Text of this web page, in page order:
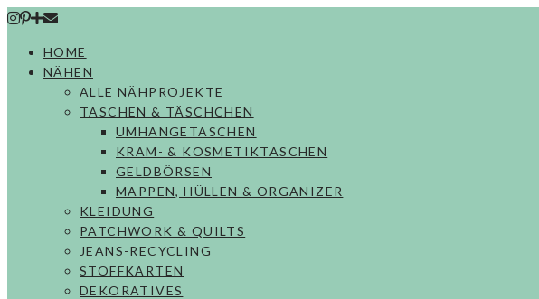
Skip
contentHOME
NÄHEN
ALLE NÄHPROJEKTE
TASCHEN & TÄSCHCHEN
UMHÄNGETASCHEN
KRAM- & KOSMETIKTASCHEN
GELDBÖRSEN
MAPPEN, HÜLLEN & ORGANIZER
KLEIDUNG
PATCHWORK & QUILTS
JEANS-RECYCLING
STOFFKARTEN
DEKORATIVES